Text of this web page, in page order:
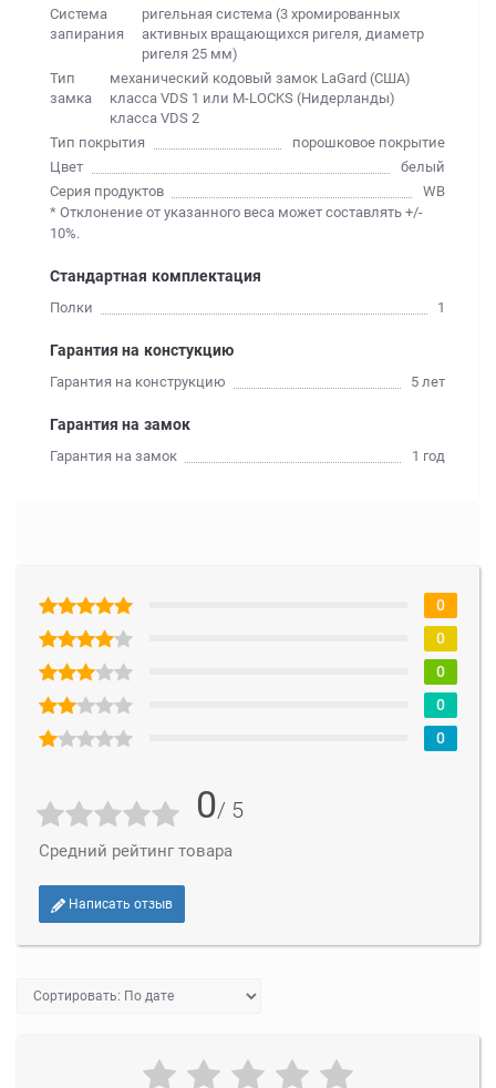
Система
запирания
ригельная система (3 хромированных
активных вращающихся ригеля, диаметр
ригеля 25 мм)
Тип
замка
механический кодовый замок LaGard (США)
класса VDS 1 или M-LOCKS (Нидерланды)
класса VDS 2
Тип покрытия
порошковое покрытие
Цвет
белый
Серия продуктов
WB
* Отклонение от указанного веса может составлять +/-
10%.
Стандартная комплектация
Полки 1
Гарантия на констукцию
Гарантия на конструкцию 5 лет
Гарантия на замок
Гарантия на замок 1 год
0/ 5
Средний рейтинг товара
Написать отзыв
0
0
0
0
0